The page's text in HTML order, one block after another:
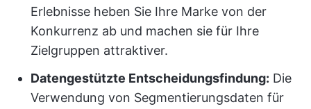
Erlebnisse heben Sie Ihre Marke von der
Konkurrenz ab und machen sie für Ihre
Zielgruppen attraktiver.
Datengestützte Entscheidungsfindung: Die
Verwendung von Segmentierungsdaten für